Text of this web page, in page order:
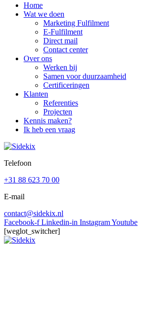
Home
Wat we doen
Marketing Fulfilment
E-Fulfilment
Direct mail
Contact center
Over ons
Werken bij
Samen voor duurzaamheid
Certificeringen
Klanten
Referenties
Projecten
Kennis maken?
Ik heb een vraag
Telefoon
+31 88 623 70 00
E-mail
contact@sidekix.nl
Facebook-f Linkedin-in InstagramYoutube
[weglot_switcher]